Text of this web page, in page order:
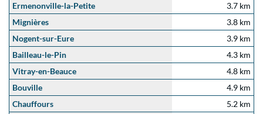
Ermenonville-la-Petite
3.7 km
Mignières
3.8 km
Nogent-sur-Eure
3.9 km
Bailleau-le-Pin
4.3 km
Vitray-en-Beauce
4.8 km
Bouville
4.9 km
Chauffours
5.2 km